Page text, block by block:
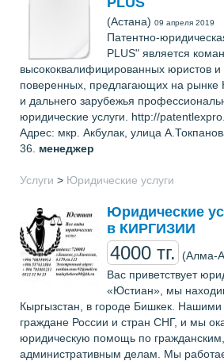
(Астана) 09 апреля 2019
Патентно-
PLUS" является
высококвалифицированных юристов и
поверенных, предлагающих на рынке
и дальнего зарубежья
юридические услуги. http://
Адрес: мкр. Акбулак, улица
36. менеджер
Услуги > Юридические услуги
Юридические
в КИРГИЗИИ
4000 тг. (Алма-
Вас приветствует
«Юстиан», мы
Кыргызстан, в городе Бишкек.
граждане России и стран СНГ, и мы
юридическую помощь по
административным делам. Мы